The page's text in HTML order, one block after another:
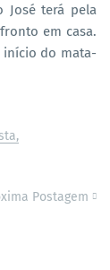
José terá pela
em casa.
início do mata-
Postagem